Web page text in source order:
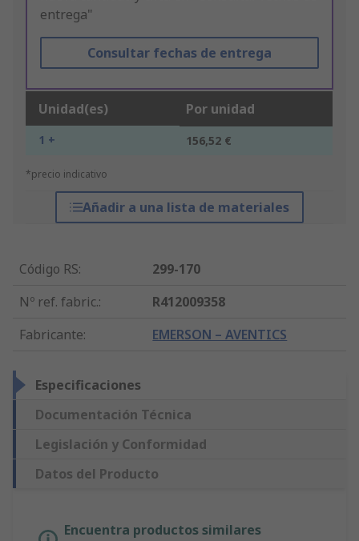
entrega"
Consultar fechas de entrega
Unidad(es) Por unidad
1 + 156,52 €
*precio indicativo
Añadir a una lista de materiales
Código RS:
299-170
Nº ref. fabric.:
R412009358
Fabricante: EMERSON – AVENTICS
Especificaciones
Documentación Técnica
Legislación y Conformidad
Datos del Producto
Encuentra productos similares